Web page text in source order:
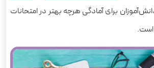
برای آمادگی هرچه بهتر در امتحانات
است.